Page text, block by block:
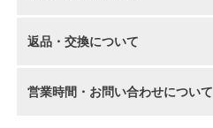
返品・交換について
営業時間・お問い合わせについて